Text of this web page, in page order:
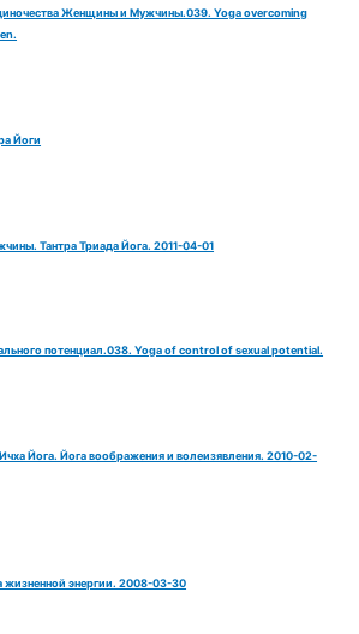
Женщины и Мужчины.039. Yoga overcoming
Йоги
Тантра Триада Йога. 2011-04-01
потенциал.038. Yoga of control of sexual potential.
Йога. Йога воображения и волеизявления. 2010-02-
жизненной энергии. 2008-03-30